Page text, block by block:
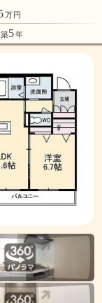
万円
築5年